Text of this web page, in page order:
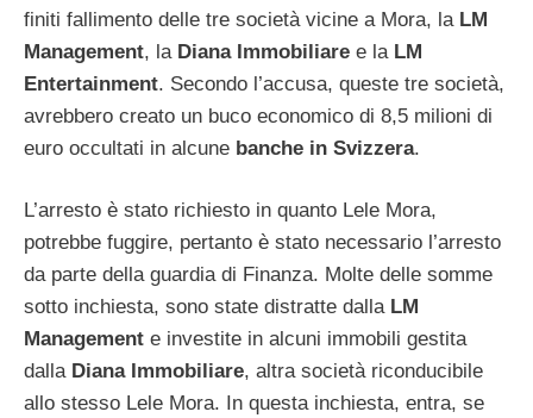
finiti fallimento delle tre società vicine a Mora, la LM
Management, la Diana Immobiliare e la LM
Entertainment. Secondo l’accusa, queste tre società,
avrebbero creato un buco economico di 8,5 milioni di
euro occultati in alcune banche in Svizzera.
L’arresto è stato richiesto in quanto Lele Mora,
potrebbe fuggire, pertanto è stato necessario l’arresto
da parte della guardia di Finanza. Molte delle somme
sotto inchiesta, sono state distratte dalla LM
Management e investite in alcuni immobili gestita
dalla Diana Immobiliare, altra società riconducibile
allo stesso Lele Mora. In questa inchiesta, entra, se